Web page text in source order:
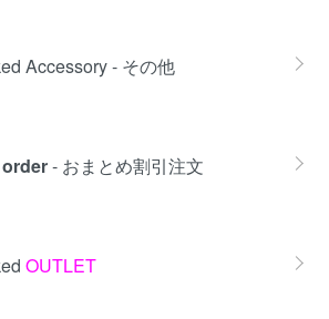
Accessory - その他
- おまとめ割引注文
OUTLET